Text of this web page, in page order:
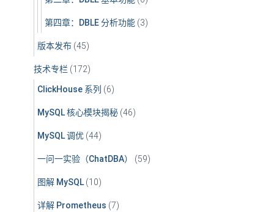
第四章：DBLE 分析功能 (3)
版本发布 (45)
技术专栏 (172)
ClickHouse 系列 (6)
MySQL 核心模块揭秘 (46)
MySQL 调优 (44)
一问一实验（ChatDBA） (59)
图解 MySQL (10)
详解 Prometheus (7)